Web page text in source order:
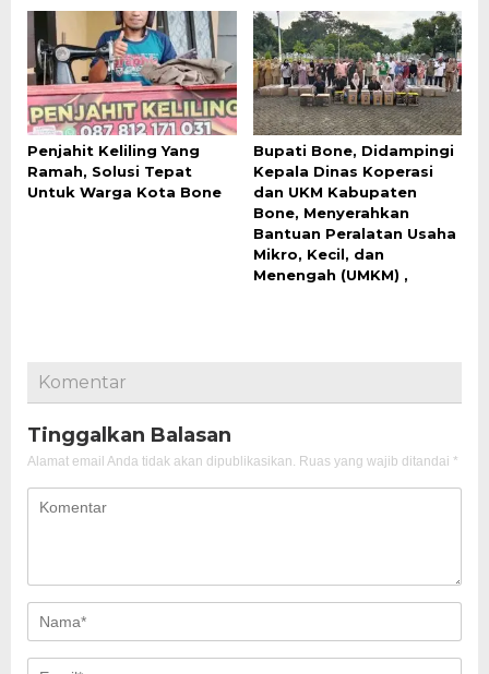
Penjahit Keliling Yang
Ramah, Solusi Tepat
Untuk Warga Kota Bone
Bupati Bone, Didampingi
Kepala Dinas Koperasi
dan UKM Kabupaten
Bone, Menyerahkan
Bantuan Peralatan Usaha
Mikro, Kecil, dan
Menengah (UMKM) ,
Komentar
Tinggalkan Balasan
Alamat email Anda tidak akan dipublikasikan. Ruas yang wajib ditandai *